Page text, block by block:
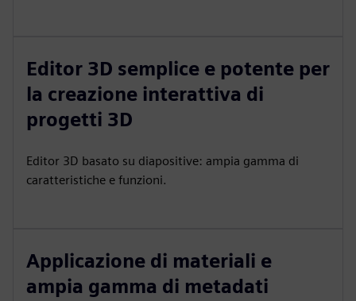
Editor 3D semplice e potente per
la creazione interattiva di
progetti 3D
Editor 3D basato su diapositive: ampia gamma di
caratteristiche e funzioni.
Applicazione di materiali e
ampia gamma di metadati